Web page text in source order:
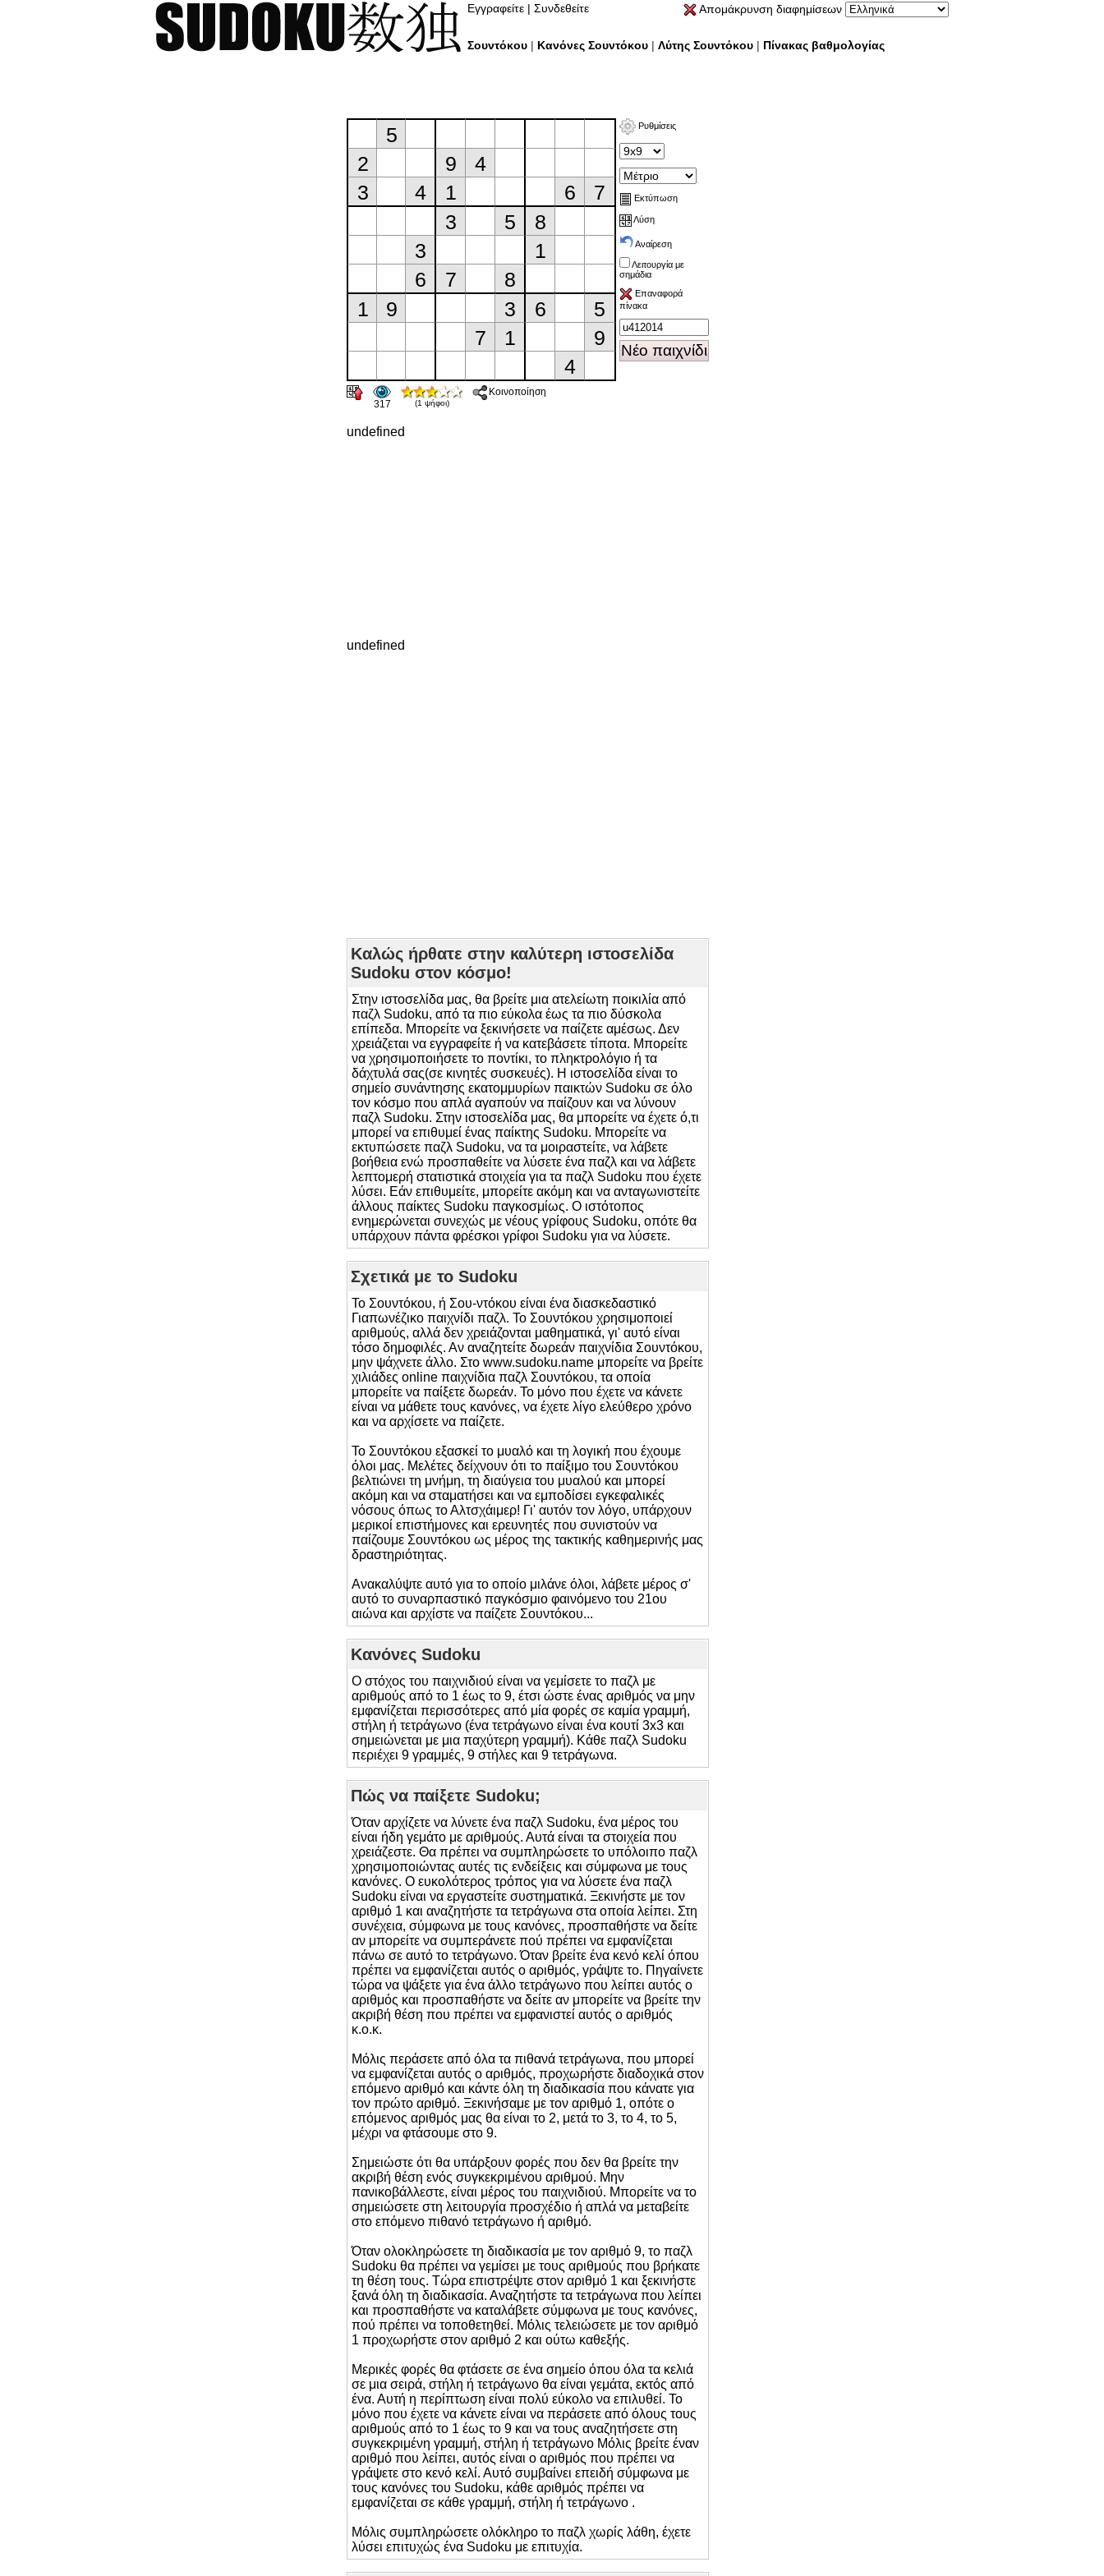
Απομάκρυνση διαφημίσεων
Εγγραφείτε | Συνδεθείτε
Σουντόκου | Κανόνες Σουντόκου | Λύτης Σουντόκου | Πίνακας βαθμολογίας
317 (1 ψήφοι)
Κοινοποίηση
Ρυθμίσεις
Εκτύπωση
Λύση
Αναίρεση
Λειτουργία με
σημάδια
Επαναφορά
πίνακα
Νέο παιχνίδι
undefined
undefined
Καλώς ήρθατε στην καλύτερη ιστοσελίδα
Sudoku στον κόσμο!
Στην ιστοσελίδα μας, θα βρείτε μια ατελείωτη ποικιλία από
παζλ Sudoku, από τα πιο εύκολα έως τα πιο δύσκολα
επίπεδα. Μπορείτε να ξεκινήσετε να παίζετε αμέσως. Δεν
χρειάζεται να εγγραφείτε ή να κατεβάσετε τίποτα. Μπορείτε
να χρησιμοποιήσετε το ποντίκι, το πληκτρολόγιο ή τα
δάχτυλά σας(σε κινητές συσκευές). Η ιστοσελίδα είναι το
σημείο συνάντησης εκατομμυρίων παικτών Sudoku σε όλο
τον κόσμο που απλά αγαπούν να παίζουν και να λύνουν
παζλ Sudoku. Στην ιστοσελίδα μας, θα μπορείτε να έχετε ό,τι
μπορεί να επιθυμεί ένας παίκτης Sudoku. Μπορείτε να
εκτυπώσετε παζλ Sudoku, να τα μοιραστείτε, να λάβετε
βοήθεια ενώ προσπαθείτε να λύσετε ένα παζλ και να λάβετε
λεπτομερή στατιστικά στοιχεία για τα παζλ Sudoku που έχετε
λύσει. Εάν επιθυμείτε, μπορείτε ακόμη και να ανταγωνιστείτε
άλλους παίκτες Sudoku παγκοσμίως. Ο ιστότοπος
ενημερώνεται συνεχώς με νέους γρίφους Sudoku, οπότε θα
υπάρχουν πάντα φρέσκοι γρίφοι Sudoku για να λύσετε.
Σχετικά με το Sudoku
Το Σουντόκου, ή Σου-ντόκου είναι ένα διασκεδαστικό
Γιαπωνέζικο παιχνίδι παζλ. Το Σουντόκου χρησιμοποιεί
αριθμούς, αλλά δεν χρειάζονται μαθηματικά, γι' αυτό είναι
τόσο δημοφιλές. Αν αναζητείτε δωρεάν παιχνίδια Σουντόκου,
μην ψάχνετε άλλο. Στο www.sudoku.name μπορείτε να βρείτε
χιλιάδες online παιχνίδια παζλ Σουντόκου, τα οποία
μπορείτε να παίξετε δωρεάν. Το μόνο που έχετε να κάνετε
είναι να μάθετε τους κανόνες, να έχετε λίγο ελεύθερο χρόνο
και να αρχίσετε να παίζετε.
Το Σουντόκου εξασκεί το μυαλό και τη λογική που έχουμε
όλοι μας. Μελέτες δείχνουν ότι το παίξιμο του Σουντόκου
βελτιώνει τη μνήμη, τη διαύγεια του μυαλού και μπορεί
ακόμη και να σταματήσει και να εμποδίσει εγκεφαλικές
νόσους όπως το Αλτσχάιμερ! Γι' αυτόν τον λόγο, υπάρχουν
μερικοί επιστήμονες και ερευνητές που συνιστούν να
παίζουμε Σουντόκου ως μέρος της τακτικής καθημερινής μας
δραστηριότητας.
Ανακαλύψτε αυτό για το οποίο μιλάνε όλοι, λάβετε μέρος σ'
αυτό το συναρπαστικό παγκόσμιο φαινόμενο του 21ου
αιώνα και αρχίστε να παίζετε Σουντόκου...
Κανόνες Sudoku
Ο στόχος του παιχνιδιού είναι να γεμίσετε το παζλ με
αριθμούς από το 1 έως το 9, έτσι ώστε ένας αριθμός να μην
εμφανίζεται περισσότερες από μία φορές σε καμία γραμμή,
στήλη ή τετράγωνο (ένα τετράγωνο είναι ένα κουτί 3x3 και
σημειώνεται με μια παχύτερη γραμμή). Κάθε παζλ Sudoku
περιέχει 9 γραμμές, 9 στήλες και 9 τετράγωνα.
Πώς να παίξετε Sudoku;
Όταν αρχίζετε να λύνετε ένα παζλ Sudoku, ένα μέρος του
είναι ήδη γεμάτο με αριθμούς. Αυτά είναι τα στοιχεία που
χρειάζεστε. Θα πρέπει να συμπληρώσετε το υπόλοιπο παζλ
χρησιμοποιώντας αυτές τις ενδείξεις και σύμφωνα με τους
κανόνες. Ο ευκολότερος τρόπος για να λύσετε ένα παζλ
Sudoku είναι να εργαστείτε συστηματικά. Ξεκινήστε με τον
αριθμό 1 και αναζητήστε τα τετράγωνα στα οποία λείπει. Στη
συνέχεια, σύμφωνα με τους κανόνες, προσπαθήστε να δείτε
αν μπορείτε να συμπεράνετε πού πρέπει να εμφανίζεται
πάνω σε αυτό το τετράγωνο. Όταν βρείτε ένα κενό κελί όπου
πρέπει να εμφανίζεται αυτός ο αριθμός, γράψτε το. Πηγαίνετε
τώρα να ψάξετε για ένα άλλο τετράγωνο που λείπει αυτός ο
αριθμός και προσπαθήστε να δείτε αν μπορείτε να βρείτε την
ακριβή θέση που πρέπει να εμφανιστεί αυτός ο αριθμός
κ.ο.κ.
Μόλις περάσετε από όλα τα πιθανά τετράγωνα, που μπορεί
να εμφανίζεται αυτός ο αριθμός, προχωρήστε διαδοχικά στον
επόμενο αριθμό και κάντε όλη τη διαδικασία που κάνατε για
τον πρώτο αριθμό. Ξεκινήσαμε με τον αριθμό 1, οπότε ο
επόμενος αριθμός μας θα είναι το 2, μετά το 3, το 4, το 5,
μέχρι να φτάσουμε στο 9.
Σημειώστε ότι θα υπάρξουν φορές που δεν θα βρείτε την
ακριβή θέση ενός συγκεκριμένου αριθμού. Μην
πανικοβάλλεστε, είναι μέρος του παιχνιδιού. Μπορείτε να το
σημειώσετε στη λειτουργία προσχέδιο ή απλά να μεταβείτε
στο επόμενο πιθανό τετράγωνο ή αριθμό.
Όταν ολοκληρώσετε τη διαδικασία με τον αριθμό 9, το παζλ
Sudoku θα πρέπει να γεμίσει με τους αριθμούς που βρήκατε
τη θέση τους. Τώρα επιστρέψτε στον αριθμό 1 και ξεκινήστε
ξανά όλη τη διαδικασία. Αναζητήστε τα τετράγωνα που λείπει
και προσπαθήστε να καταλάβετε σύμφωνα με τους κανόνες,
πού πρέπει να τοποθετηθεί. Μόλις τελειώσετε με τον αριθμό
1 προχωρήστε στον αριθμό 2 και ούτω καθεξής.
Μερικές φορές θα φτάσετε σε ένα σημείο όπου όλα τα κελιά
σε μια σειρά, στήλη ή τετράγωνο θα είναι γεμάτα, εκτός από
ένα. Αυτή η περίπτωση είναι πολύ εύκολο να επιλυθεί. Το
μόνο που έχετε να κάνετε είναι να περάσετε από όλους τους
αριθμούς από το 1 έως το 9 και να τους αναζητήσετε στη
συγκεκριμένη γραμμή, στήλη ή τετράγωνο Μόλις βρείτε έναν
αριθμό που λείπει, αυτός είναι ο αριθμός που πρέπει να
γράψετε στο κενό κελί. Αυτό συμβαίνει επειδή σύμφωνα με
τους κανόνες του Sudoku, κάθε αριθμός πρέπει να
εμφανίζεται σε κάθε γραμμή, στήλη ή τετράγωνο .
Μόλις συμπληρώσετε ολόκληρο το παζλ χωρίς λάθη, έχετε
λύσει επιτυχώς ένα Sudoku με επιτυχία.